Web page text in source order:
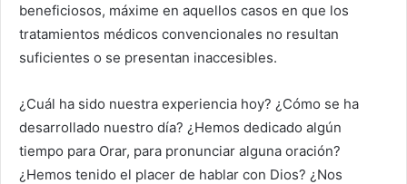
beneficiosos, máxime en aquellos casos en que los
tratamientos médicos convencionales no resultan
suficientes o se presentan inaccesibles.
¿Cuál ha sido nuestra experiencia hoy? ¿Cómo se ha
desarrollado nuestro día? ¿Hemos dedicado algún
tiempo para Orar, para pronunciar alguna oración?
¿Hemos tenido el placer de hablar con Dios? ¿Nos